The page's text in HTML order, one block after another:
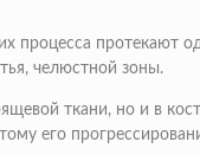
процесса протекают
челюстной зоны.
ткани, но и в
его